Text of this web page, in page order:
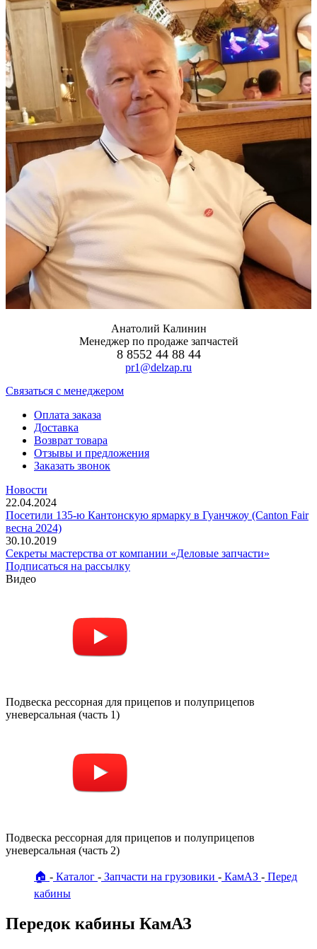
Анатолий Калинин
Менеджер по продаже запчастей
8 8552 44 88 44
pr1@delzap.ru
Cвязаться с менеджером
Оплата заказа
Доставка
Возврат товара
Отзывы и предложения
Заказать звонок
Новости
22.04.2024
Посетили 135-ю Кантонскую ярмарку в Гуанчжоу (Canton Fair
весна 2024)
30.10.2019
Секреты мастерства от компании «Деловые запчасти»
Подписаться на рассылку
Видео
Подвеска рессорная для прицепов и полуприцепов
уневерсальная (часть 1)
Подвеска рессорная для прицепов и полуприцепов
уневерсальная (часть 2)
🏠 Каталог Запчасти на грузовики КамАЗ
Перед
кабины
Передок кабины КамАЗ